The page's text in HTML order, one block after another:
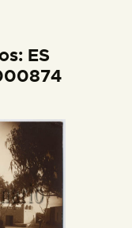
ES